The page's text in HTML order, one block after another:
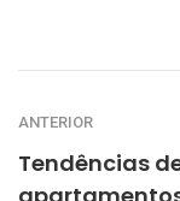
ANTERIOR
Tendências